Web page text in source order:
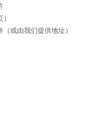
或由我们提供地址）